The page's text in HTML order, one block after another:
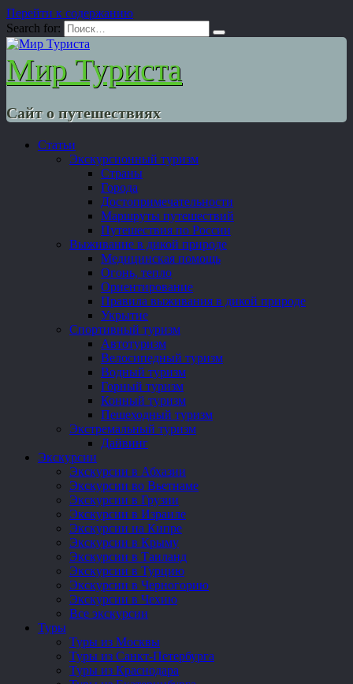
Перейти к содержанию
Search for:
Мир Туриста
Сайт о путешествиях
Статьи
Экскурсионный туризм
Страны
Города
Достопримечательности
Маршруты путешествий
Путешествия по России
Выживание в дикой природе
Медицинская помощь
Огонь, тепло
Ориентирование
Правила выживания в дикой природе
Укрытие
Спортивный туризм
Автотуризм
Велосипедный туризм
Водный туризм
Горный туризм
Конный туризм
Пешеходный туризм
Экстремальный туризм
Дайвинг
Экскурсии
Экскурсии в Абхазии
Экскурсии во Вьетнаме
Экскурсии в Грузии
Экскурсии в Израиле
Экскурсии на Кипре
Экскурсии в Крыму
Экскурсии в Таиланд
Экскурсии в Турцию
Экскурсии в Черногорию
Экскурсии в Чехию
Все экскурсии
Туры
Туры из Москвы
Туры из Санкт-Петербурга
Туры из Краснодара